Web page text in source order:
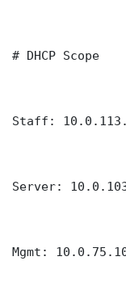
# DHCP Scope
Staff:
Server:
Mgmt: